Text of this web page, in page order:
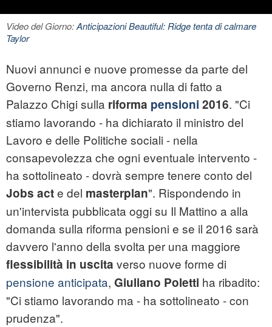
Video del Giorno:Anticipazioni Beautiful: Ridge tenta di calmare
Taylor
Nuovi annunci e nuove promesse da parte del
Governo Renzi, ma ancora nulla di fatto a
Palazzo Chigi sulla riforma pensioni 2016. "Ci
stiamo lavorando - ha dichiarato il ministro del
Lavoro e delle Politiche sociali - nella
consapevolezza che ogni eventuale intervento -
ha sottolineato - dovrà sempre tenere conto del
Jobs acte del masterplan". Rispondendo in
un'intervista pubblicata oggi su Il Mattino a alla
domanda sulla riforma pensioni e se il 2016 sarà
davvero l'anno della svolta per una maggiore
flessibilità in uscita verso nuove forme di
pensione anticipata, Giuliano Poletti ha ribadito:
"Ci stiamo lavorando ma - ha sottolineato - con
prudenza".